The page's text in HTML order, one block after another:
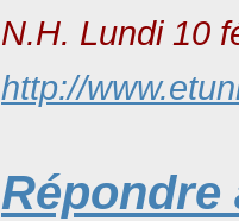
N.H. Lundi 10
http://
Répondre